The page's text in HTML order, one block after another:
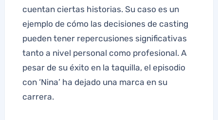
cuentan ciertas historias. Su caso es un
ejemplo de cómo las decisiones de casting
pueden tener repercusiones significativas
tanto a nivel personal como profesional. A
pesar de su éxito en la taquilla, el episodio
con ‘Nina’ ha dejado una marca en su
carrera.